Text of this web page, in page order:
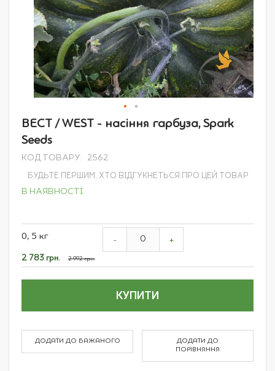
Перейти
початку
галереї
ВЕСТ / WEST - насіння гарбуза, Spark
Seeds
КОД ТОВАРУ 2562
БУДЬТЕ ПЕРШИМ, ХТО ВІДГУКНЕТЬСЯ ПРО ЦЕЙ ТОВАР
В НАЯВНОСТІ
product
0, 5 кг
Спеціальна
ціна
2 783 грн. 2 992 грн.
- +
КУПИТИ
ДОДАТИ ДО БАЖАНОГО
ДОДАТИ ДО
ПОРІВНЯННЯ